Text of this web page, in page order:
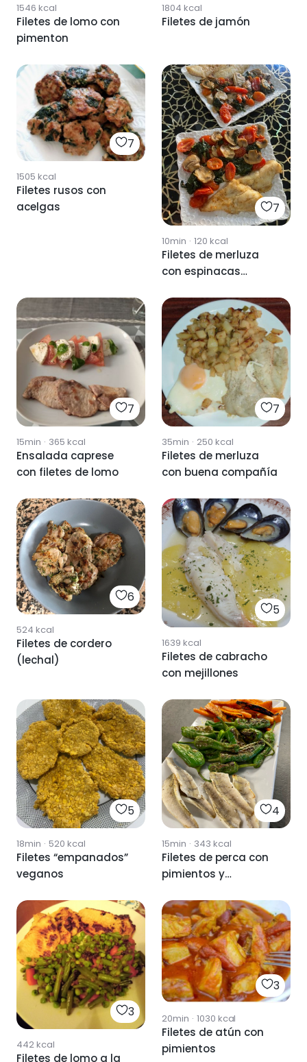
1546 kcal
Filetes de lomo con
pimenton
1804 kcal
Filetes de jamón
7
1505 kcal
Filetes rusos con
acelgas
7
10min · 120 kcal
Filetes de merluza
con espinacas
tomates cherry
7
15min · 365 kcal
Ensalada caprese
con filetes de lomo
7
35min · 250 kcal
Filetes de merluza
con buena compañía
6
524 kcal
Filetes de cordero
(lechal)
5
1639 kcal
Filetes de cabracho
con mejillones
5
18min · 520 kcal
Filetes “empanados”
veganos
4
15min · 343 kcal
Filetes de perca con
pimientos y
3
442kcal
Filetes de lomo a la
3
20min · 1030 kcal
Filetes de atún con
pimientos